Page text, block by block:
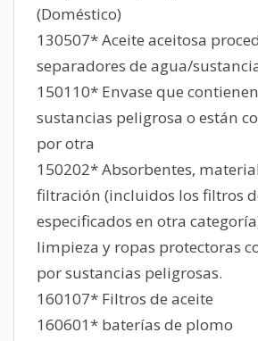
(Doméstico)
130507* Aceite aceitosa
separadores de agua/
150110* Envase que
sustancias peligrosa o están
por otra
150202* Absorbentes,
filtración (incluidos los filtros
especificados en otra
limpieza y ropas protectoras
por sustancias peligrosas.
160107* Filtros de aceite
160601* baterías de plomo